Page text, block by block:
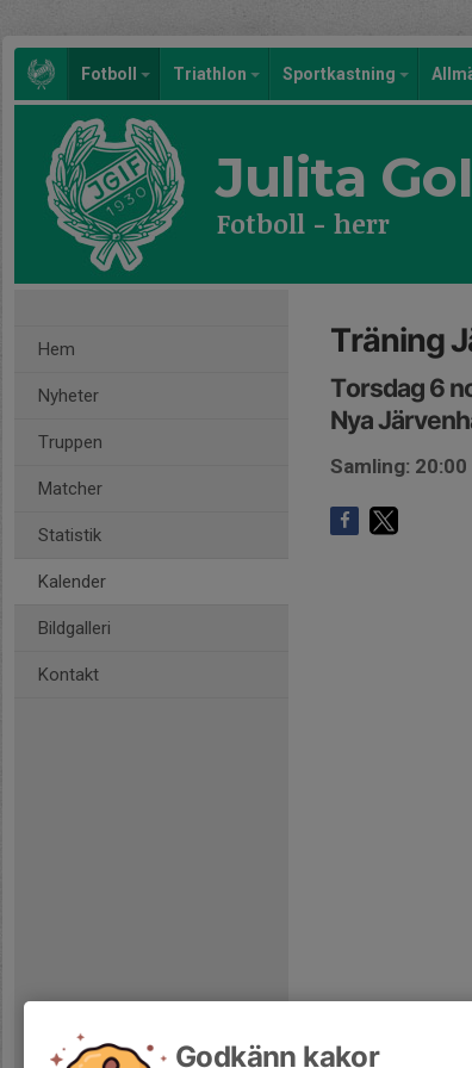
Fotboll Triathlon Sportkastning
Julita
Fotboll - herr
Hem
Nyheter
Truppen
Matcher
Statistik
Kalender
Bildgalleri
Kontakt
Träning
Torsdag 6
Nya
Samling: 20:00
Godkänn kakor